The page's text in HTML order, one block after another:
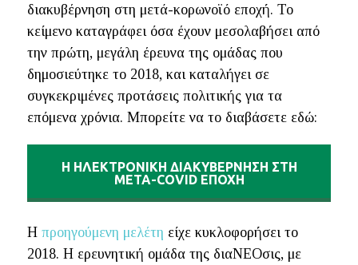
διακυβέρνηση στη μετά-κορωνοϊό εποχή. Το
κείμενο καταγράφει όσα έχουν μεσολαβήσει από
την πρώτη, μεγάλη έρευνα της ομάδας που
δημοσιεύτηκε το 2018, και καταλήγει σε
συγκεκριμένες προτάσεις πολιτικής για τα
επόμενα χρόνια. Μπορείτε να το διαβάσετε εδώ:
Η ΗΛΕΚΤΡΟΝΙΚΗ ΔΙΑΚΥΒΕΡΝΗΣΗ ΣΤΗ
ΜΕΤΑ-COVID ΕΠΟΧΗ
Η προηγούμενη μελέτη είχε κυκλοφορήσει το
2018. Η ερευνητική ομάδα της διαΝΕΟσις, με